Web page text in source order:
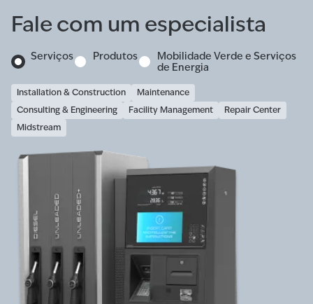
Fale com um especialista
Serviços Produtos
Mobilidade Verde e Serviços
de Energia
Installation & Construction
Maintenance
Consulting & Engineering
Facility Management
Repair Center
Midstream